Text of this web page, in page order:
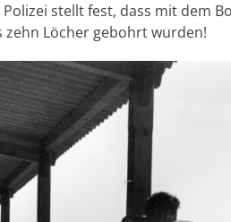
stellt fest, dass mit dem
zehn Löcher gebohrt wurden!